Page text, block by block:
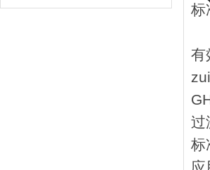
设备
标
有
过
标